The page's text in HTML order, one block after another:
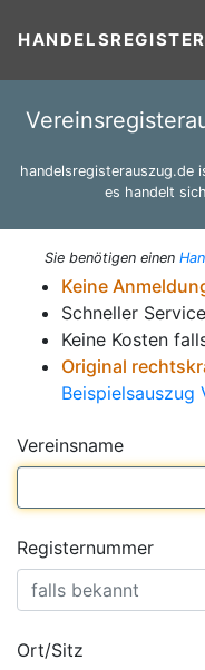
handelsregisterauszug.de
es handelt
Sie benötigen einen
Keine
Schneller
Keine Kosten
Original
Beispielsauszug
Vereinsname
Registernummer
Ort/Sitz